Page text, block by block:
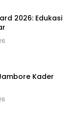
2026: Edukasi
Kader